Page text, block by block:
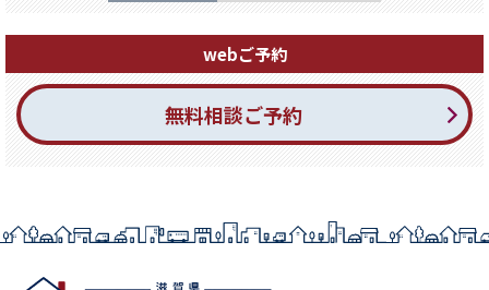
webご予約
無料相談ご予約